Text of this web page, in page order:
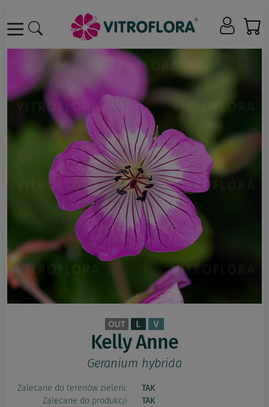
Kelly Anne
Geranium hybrida
Zalecane do terenów zieleni:
TAK
Zalecane do produkcji
TAK